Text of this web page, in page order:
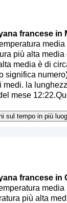
francese in
più alta
media è di
significa numero
la
mese
sul tempo in più
francese in
più alta